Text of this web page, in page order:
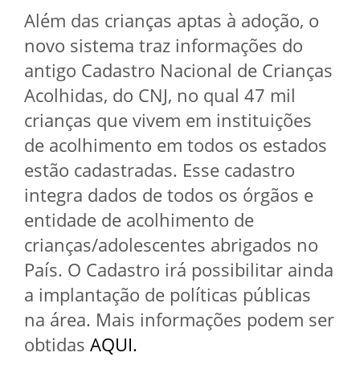
Além das crianças aptas à adoção, o
novo sistema traz informações do
antigo Cadastro Nacional de Crianças
Acolhidas, do CNJ, no qual 47 mil
crianças que vivem em instituições
de acolhimento em todos os estados
estão cadastradas. Esse cadastro
integra dados de todos os órgãos e
entidade de acolhimento de
crianças/adolescentes abrigados no
País. O Cadastro irá possibilitar ainda
a implantação de políticas públicas
na área. Mais informações podem ser
obtidas AQUI.